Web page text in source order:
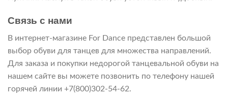
Связь с нами
В интернет-магазине For Dance представлен большой
выбор обуви для танцев для множества направлений.
Для заказа и покупки недорогой танцевальной обуви на
нашем сайте вы можете позвонить по телефону нашей
горячей линии +7(800)302-54-62.